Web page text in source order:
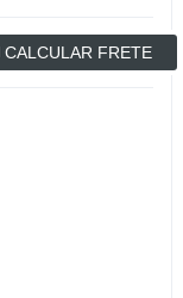
CALCULAR FRETE